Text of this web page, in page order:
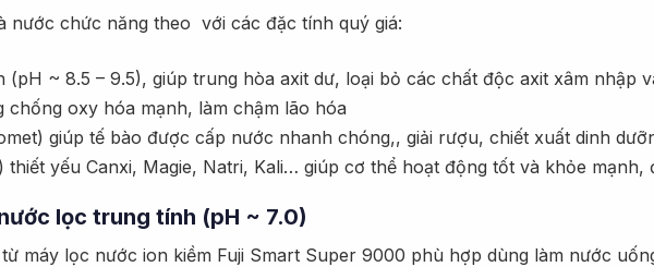
nước chức năng theo với các đặc tính quý giá:
~ 8.5 – 9.5), giúp trung hòa axit dư, loại bỏ các chất độc axit xâm nhập
oxy hóa mạnh, làm chậm lão hóa
giúp tế bào được cấp nước nhanh chóng,, giải rượu, chiết xuất dinh
thiết yếu Canxi, Magie, Natri, Kali… giúp cơ thể hoạt động tốt và khỏe
lọc trung tính (pH ~ 7.0)
máy lọc nước ion kiềm Fuji Smart Super 9000 phù hợp dùng làm nước